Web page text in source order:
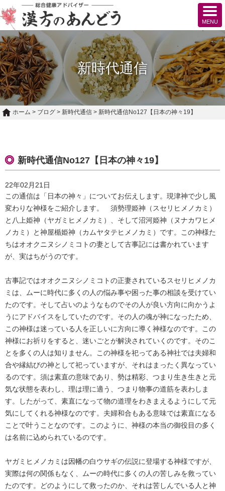
新時代通信
ホーム > ブログ > 新時代通信 > 新時代通信No127【日本の神々19】
新時代通信No127【日本の神々19】
22年02月21日
この通信は「日本の神々」についてお伝えします。現津神で少し風
変わりな神様をご紹介します。 須勢理姫神（スセリヒメノカミ）
と八上姫神（ヤガミヒメノカミ）、そして沼河姫神（ヌナカワヒメ
ノカミ）と神屋楯姫神（カムヤタテヒメノカミ）です。この神様た
ちはオオクニヌシノミコトの妻として古事記には書かれています
が、実はちがうのです。
古事記ではオオクニヌシノミコトの正妻されているスセリヒメノカ
ミは、ムーに時代に多くの人の悩み事や困った事の相談を受けてい
たのです。そして占いのようなものでその人が良い方向に向かうよ
うにアドバイスをしていたのです。その人の魂が神になったため、
この神様は迷っている人を正しいに方向に導く神様なのです。この
神様にお祈りをすると、迷いごとが解決されていくのです。そのこ
とを多くの人は知りません。この神様を祀ってある神社では夫婦和
合や縁結びの神として祀っていますが、それはまったく異なってい
るのです。須は素直の意味であり、勢は精彩、つまり生き生きと元
気な状態を表わし、理は理に適う、つまり物事の道筋を表わしま
す。したがって、素直になって物の道理をわきまえるようにして元
気にしてくれる神様なのです。夫婦和合もある意味では素直になる
ことで叶うことなのです。このように、神様の本当の御役目の多く
は名前に込められているのです。
ヤガミヒメノカミは因幡の白ウサギの伝説に登場する神様ですが、
実際は何の関係もなく、ムーの時代に多くの人の苦しみを救ってい
たのです。どのようにして救ったのか、それは苦しんでいる人と神